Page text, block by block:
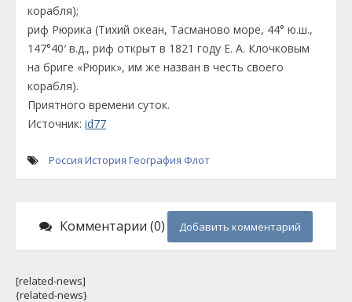
корабля);
риф Рюрика (Тихий океан, Тасманово море, 44° ю.ш.,
147°40′ в.д., риф открыт в 1821 году Е. А. Клочковым
на бриге «Рюрик», им же назван в честь своего
корабля).
Приятного времени суток.
Источник: id77
Россия История География Флот
Комментарии (0) Добавить комментарий
[related-news]
{related-news}